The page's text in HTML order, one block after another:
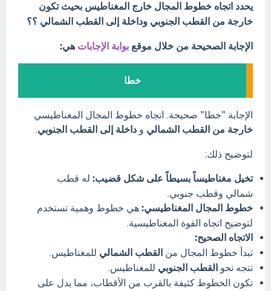
يحدد اتجاه خطوط المجال خارج المغناطيس بحيث تكون
خارجة من القطب الجنوبي وداخلة إلى القطب الشمالي ؟؟
الإجابة الصحيحة من خلال موقع بوابة الإجابات هي:
خطا
الإجابة "خطا" صحيحة. اتجاه خطوط المجال المغناطيسي
خارجة من القطب الشمالي و داخلة إلى القطب الجنوبي
لتوضيح ذلك:
تخيل مغناطيساً بسيطاً على شكل قضيب: له قطب
شمالي وقطب جنوبي.
خطوط المجال المغناطيسي: هي خطوط وهمية تستخدم
لتوضيح اتجاه القوة المغناطيسية.
الاتجاه الصحيح:
تبدأ خطوط المجال من القطب الشمالي للمغناطيس.
تتجه نحو القطب الجنوبي للمغناطيس.
تكون الخطوط كثيفة بالقرب من الأقطاب، مما يدل على